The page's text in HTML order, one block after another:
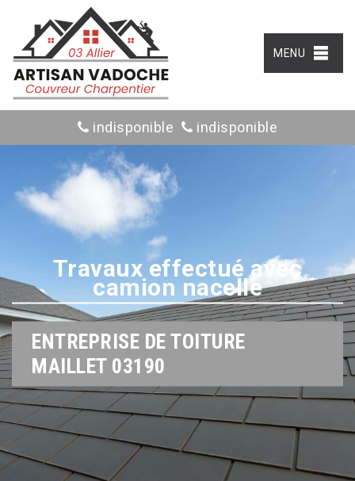
MENU
indisponible indisponible
Travaux effectué avec
camion nacelle
ENTREPRISE DE TOITURE
MAILLET 03190